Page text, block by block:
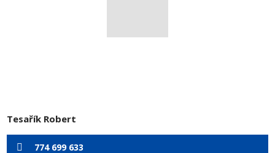
Tesařík Robert
774 699 633